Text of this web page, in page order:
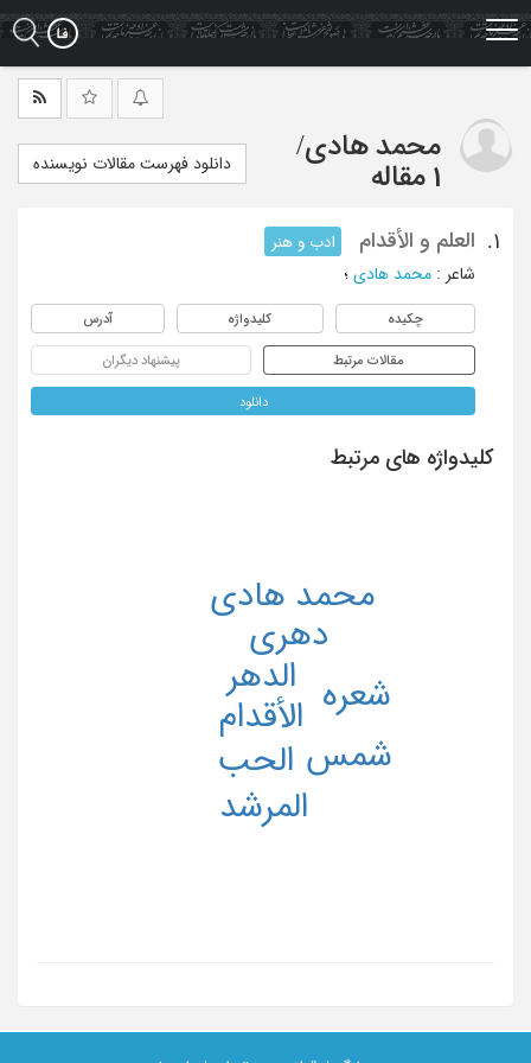
Skip
to
محمد هادی/
1 مقاله
دانلود فهرست مقالات نویسنده
1. العلم و الأقدام
ادب و هنر
شاعر : محمد هادی ؛
چکیده کلیدواژه آدرس
مقالات مرتبط پیشنهاد دیگران
دانلود
کلیدواژه های مرتبط
الأقدام
الحب
الدهر
المرشد
دهری
شعره
شمس
محمد هادی